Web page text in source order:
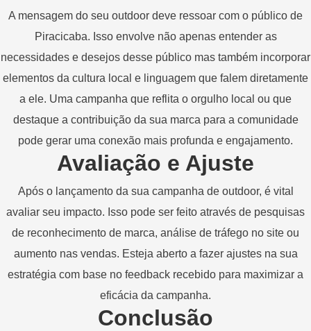
A mensagem do seu outdoor deve ressoar com o público de
Piracicaba. Isso envolve não apenas entender as
necessidades e desejos desse público mas também incorporar
elementos da cultura local e linguagem que falem diretamente
a ele. Uma campanha que reflita o orgulho local ou que
destaque a contribuição da sua marca para a comunidade
pode gerar uma conexão mais profunda e engajamento.
Avaliação e Ajuste
Após o lançamento da sua campanha de outdoor, é vital
avaliar seu impacto. Isso pode ser feito através de pesquisas
de reconhecimento de marca, análise de tráfego no site ou
aumento nas vendas. Esteja aberto a fazer ajustes na sua
estratégia com base no feedback recebido para maximizar a
eficácia da campanha.
Conclusão